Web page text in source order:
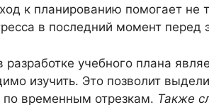
к планированию помогает не
в последний момент перед
разработке учебного плана
изучить. Это позволит
по временным отрезкам. Также